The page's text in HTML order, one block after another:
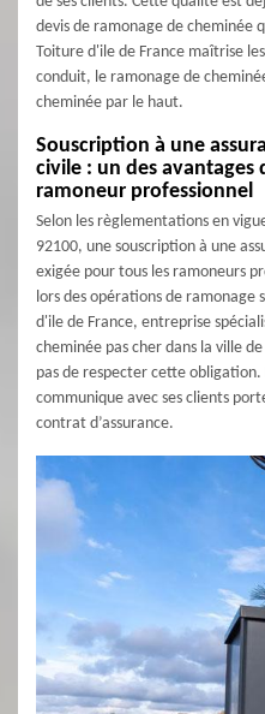
devis de ramonage de cheminée
Toiture d'ile de France maîtrise
conduit, le ramonage de
cheminée par le haut.
Souscription à une
civile : un des avantages
ramoneur professionnel
Selon les règlementations en
92100, une souscription à une
exigée pour tous les ramoneurs
lors des opérations de ramonage
d'ile de France, entreprise
cheminée pas cher dans la ville
pas de respecter cette obligation.
communique avec ses clients
contrat d’assurance.